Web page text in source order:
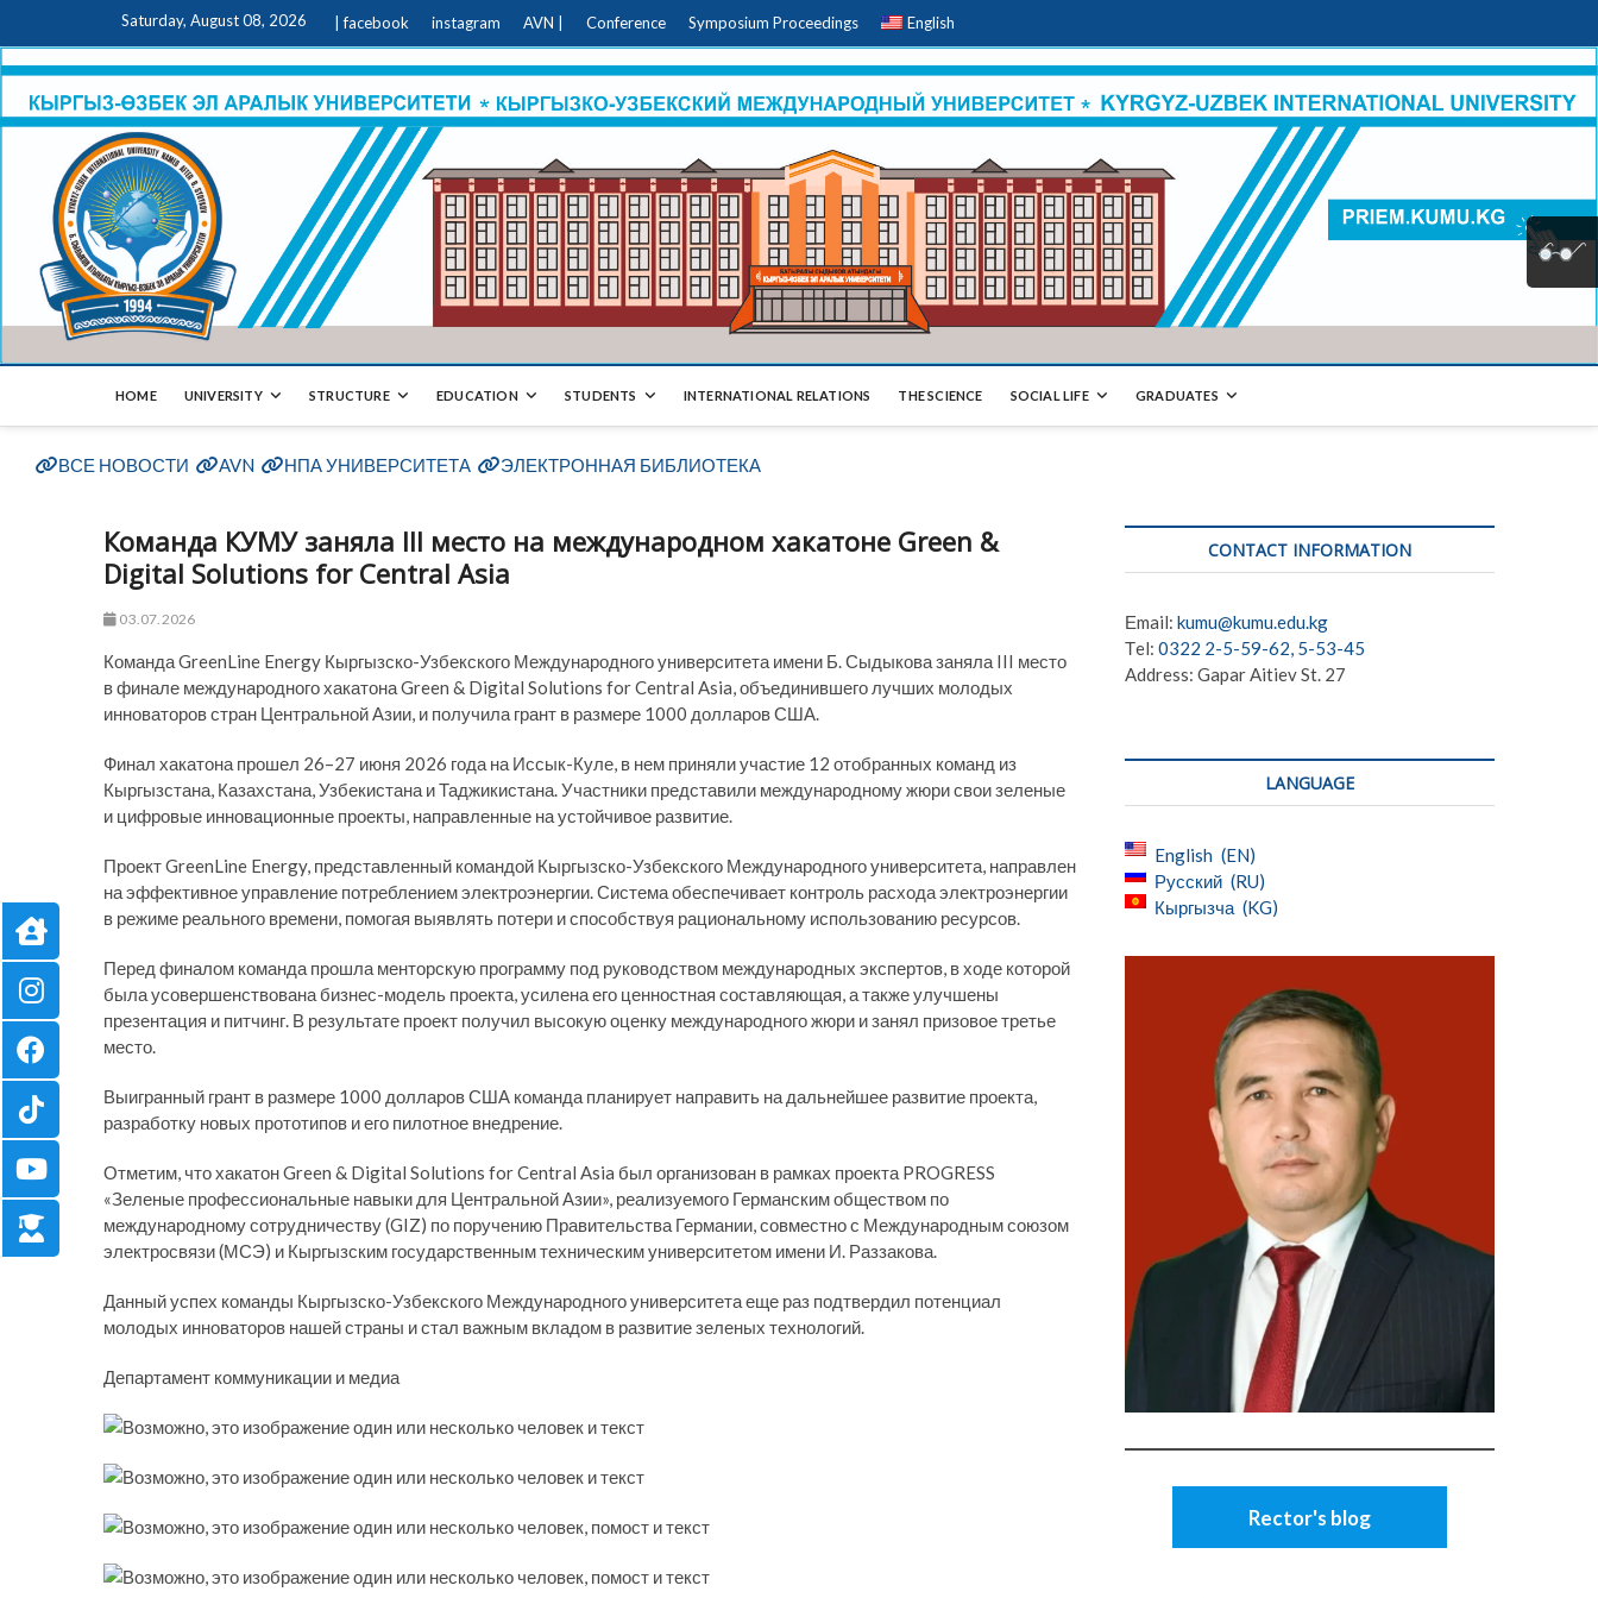
Saturday, August 08, 2026 | facebook instagram AVN | Conference Symposium Proceedings English
HOME UNIVERSITY STRUCTURE EDUCATION STUDENTS INTERNATIONAL RELATIONS THE SCIENCE SOCIAL LIFE GRADUATES
ВСЕ НОВОСТИ AVN НПА УНИВЕРСИТЕТА ЭЛЕКТРОННАЯ БИБЛИОТЕКА
Команда КУМУ заняла III место на международном хакатоне Green &
Digital Solutions for Central Asia
03.07.2026
Команда GreenLine Energy Кыргызско-Узбекского Международного университета имени Б. Сыдыкова заняла III место
в финале международного хакатона Green & Digital Solutions for Central Asia, объединившего лучших молодых
инноваторов стран Центральной Азии, и получила грант в размере 1000 долларов США.
Финал хакатона прошел 26–27 июня 2026 года на Иссык-Куле, в нем приняли участие 12 отобранных команд из
Кыргызстана, Казахстана, Узбекистана и Таджикистана. Участники представили международному жюри свои зеленые
и цифровые инновационные проекты, направленные на устойчивое развитие.
Проект GreenLine Energy, представленный командой Кыргызско-Узбекского Международного университета, направлен
на эффективное управление потреблением электроэнергии. Система обеспечивает контроль расхода электроэнергии
в режиме реального времени, помогая выявлять потери и способствуя рациональному использованию ресурсов.
Перед финалом команда прошла менторскую программу под руководством международных экспертов, в ходе которой
была усовершенствована бизнес-модель проекта, усилена его ценностная составляющая, а также улучшены
презентация и питчинг. В результате проект получил высокую оценку международного жюри и занял призовое третье
место.
Выигранный грант в размере 1000 долларов США команда планирует направить на дальнейшее развитие проекта,
разработку новых прототипов и его пилотное внедрение.
Отметим, что хакатон Green & Digital Solutions for Central Asia был организован в рамках проекта PROGRESS
«Зеленые профессиональные навыки для Центральной Азии», реализуемого Германским обществом по
международному сотрудничеству (GIZ) по поручению Правительства Германии, совместно с Международным союзом
электросвязи (МСЭ) и Кыргызским государственным техническим университетом имени И. Раззакова.
Данный успех команды Кыргызско-Узбекского Международного университета еще раз подтвердил потенциал
молодых инноваторов нашей страны и стал важным вкладом в развитие зеленых технологий.
Департамент коммуникации и медиа
CONTACT INFORMATION
Еmail: kumu@kumu.edu.kg
Тel: 0322 2-5-59-62, 5-53-45
Address: Gapar Aitiev St. 27
LANGUAGE
English
EN
Русский
RU
Кыргызча
KG
Rector's blog